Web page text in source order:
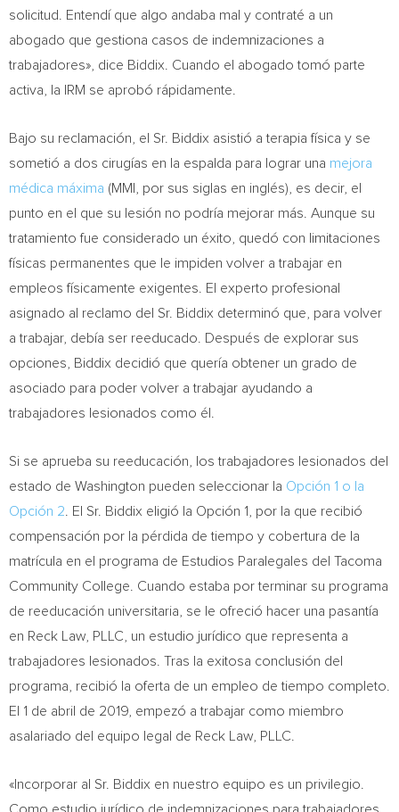
solicitud. Entendí que algo andaba mal y contraté a un
abogado que gestiona casos de indemnizaciones a
trabajadores», dice Biddix. Cuando el abogado tomó parte
activa, la IRM se aprobó rápidamente.
Bajo su reclamación, el Sr. Biddix asistió a terapia física y se
sometió a dos cirugías en la espalda para lograr una mejora
médica máxima (MMI, por sus siglas en inglés), es decir, el
punto en el que su lesión no podría mejorar más. Aunque su
tratamiento fue considerado un éxito, quedó con limitaciones
físicas permanentes que le impiden volver a trabajar en
empleos físicamente exigentes. El experto profesional
asignado al reclamo del Sr. Biddix determinó que, para volver
a trabajar, debía ser reeducado. Después de explorar sus
opciones, Biddix decidió que quería obtener un grado de
asociado para poder volver a trabajar ayudando a
trabajadores lesionados como él.
Si se aprueba su reeducación, los trabajadores lesionados del
estado de Washington pueden seleccionar la Opción 1 o la
Opción 2 . El Sr. Biddix eligió la Opción 1, por la que recibió
compensación por la pérdida de tiempo y cobertura de la
matrícula en el programa de Estudios Paralegales del Tacoma
Community College . Cuando estaba por terminar su programa
de reeducación universitaria, se le ofreció hacer una pasantía
en Reck Law, PLLC, un estudio jurídico que representa a
trabajadores lesionados. Tras la exitosa conclusión del
programa, recibió la oferta de un empleo de tiempo completo.
El 1 de abril de 2019, empezó a trabajar como miembro
asalariado del equipo legal de Reck Law, PLLC.
«Incorporar al Sr. Biddix en nuestro equipo es un privilegio.